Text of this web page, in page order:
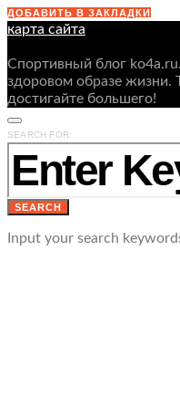
ДОБАВИТЬ В ЗАКЛАДКИ
карта сайта
Спортивный блог
здоровом образе жизни.
достигайте большего!
SEARCH FOR:
SEARCH
Input your search